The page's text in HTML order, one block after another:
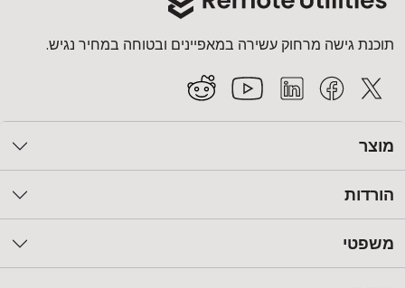
תוכנת גישה מרחוק עשירה במאפיינים ובטוחה במחיר נגיש.
מוצר
הורדות
משפטי